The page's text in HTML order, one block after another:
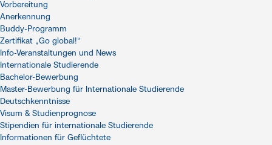
Vorbereitung
Anerkennung
Buddy-Programm
Zertifikat „Go global!“
Info-Veranstaltungen und News
Internationale Studierende
Bachelor-Bewerbung
Master-Bewerbung für Internationale Studierende
Deutschkenntnisse
Visum & Studienprognose
Stipendien für internationale Studierende
Informationen für Geflüchtete